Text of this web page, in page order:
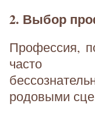
2. Выбор
Профессия,
часто
родовыми